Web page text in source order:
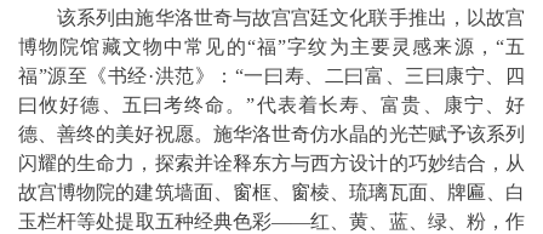
该系列由施华洛世奇与故宫宫廷文化联手推出，以故宫
博物院馆藏文物中常见的“福”字纹为主要灵感来源，“五
福”源至《书经·洪范》：“一曰寿、二曰富、三曰康宁、四
曰攸好德、五曰考终命。”代表着长寿、富贵、康宁、好
德、善终的美好祝愿。施华洛世奇仿水晶的光芒赋予该系列
闪耀的生命力，探索并诠释东方与西方设计的巧妙结合，从
故宫博物院的建筑墙面、窗框、窗棱、琉璃瓦面、牌匾、白
玉栏杆等处提取五种经典色彩——红、黄、蓝、绿、粉，作